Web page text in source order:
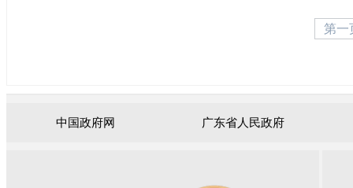
第一
中国政府网 广东省人民政府